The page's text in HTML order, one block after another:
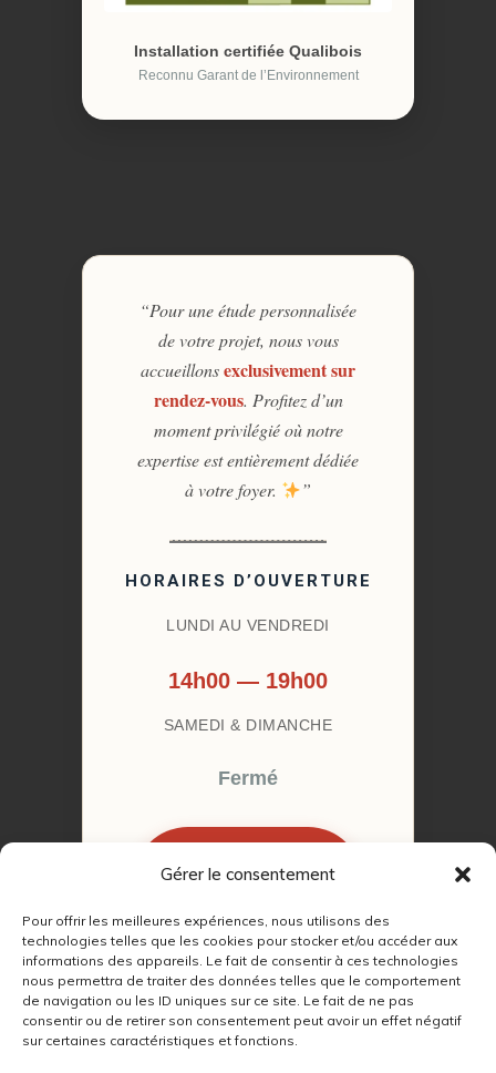
Gérer le consentement
Pour offrir les meilleures expériences, nous utilisons des
technologies telles que les cookies pour stocker et/ou accéder aux
informations des appareils. Le fait de consentir à ces technologies
nous permettra de traiter des données telles que le comportement
de navigation ou les ID uniques sur ce site. Le fait de ne pas
consentir ou de retirer son consentement peut avoir un effet négatif
sur certaines caractéristiques et fonctions.
Installation certifiée Qualibois
Reconnu Garant de l’Environnement
“Pour une étude personnalisée
de votre projet, nous vous
accueillonsexclusivement sur
rendez-vous. Profitez d’un
moment privilégié où notre
expertise est entièrement dédiée
à votre foyer.
”
HORAIRES D’OUVERTURE
LUNDI AU VENDREDI
14h00 — 19h00
SAMEDI & DIMANCHE
Fermé
RENDEZ-VOUS
© 2022 – 2026Autour du Feu 77